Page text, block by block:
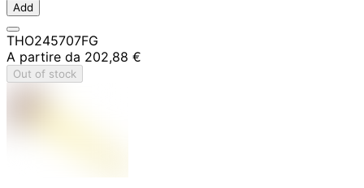
Add
THO245707FG
A partire da 202,88 €
Out of stock